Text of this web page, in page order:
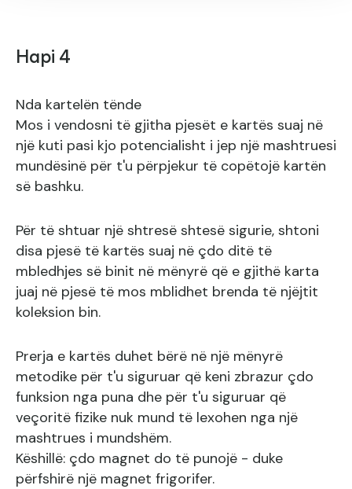
Hapi 4
Nda kartelën tënde
Mos i vendosni të gjitha pjesët e kartës suaj në
një kuti pasi kjo potencialisht i jep një mashtruesi
mundësinë për t'u përpjekur të copëtojë kartën
së bashku.
Për të shtuar një shtresë shtesë sigurie, shtoni
disa pjesë të kartës suaj në çdo ditë të
mbledhjes së binit në mënyrë që e gjithë karta
juaj në pjesë të mos mblidhet brenda të njëjtit
koleksion bin.
Prerja e kartës duhet bërë në një mënyrë
metodike për t'u siguruar që keni zbrazur çdo
funksion nga puna dhe për t'u siguruar që
veçoritë fizike nuk mund të lexohen nga një
mashtrues i mundshëm.
Këshillë: çdo magnet do të punojë - duke
përfshirë një magnet frigorifer.